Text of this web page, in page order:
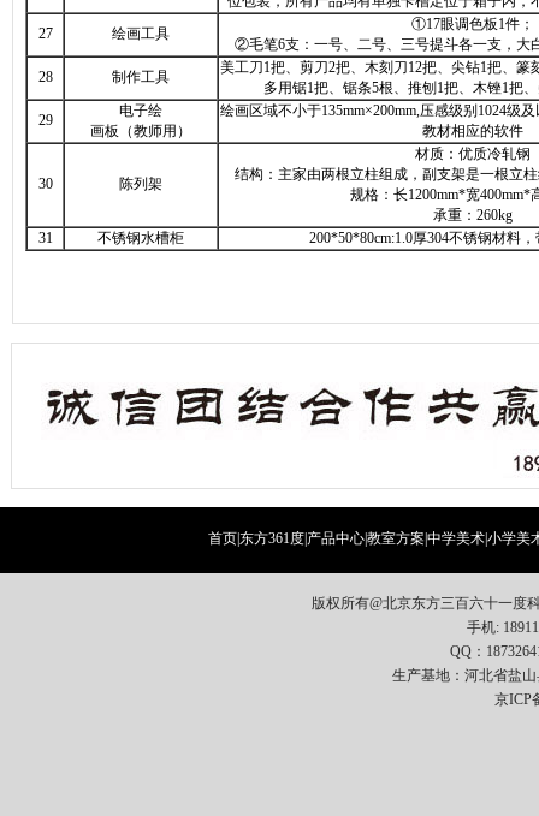
27
绘画工具
①17眼调色板1件；
②毛笔6支：一号、二号、三号提斗各一支，大
28
制作工具
美工刀1把、剪刀2把、木刻刀12把、尖钻1把、篆
多用锯1把、锯条5根、推刨1把、木锉1把
29
电子绘
画板（教师用）
绘画区域不小于135mm×200mm,压感级别1024级
教材相应的软件
30 陈列架
材质：优质冷轧钢
结构：主家由两根立柱组成，副支架是一根立
规格：长1200mm*宽400mm*
承重：260kg
31
不锈钢水槽柜 200*50*80cm:1.0厚304不锈钢材料
首页|东方361度| 产品中心|教室方案 中学美术|小学美
版权所有@北京东方三百六十一度
手机:
QQ：
生产基地：河北省盐
京ICP